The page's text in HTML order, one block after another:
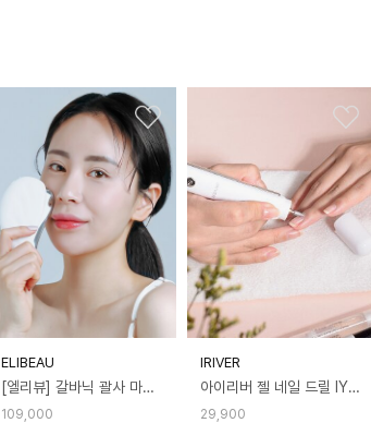
ELIBEAU
[엘리뷰] 갈바닉 괄사 마사지기 얼굴 쿨링 온열 LED EMS 피부관리 뷰티 홈케어
109,000
IRIVER
아이리버 젤 네일 드릴 IYD-100
29,900